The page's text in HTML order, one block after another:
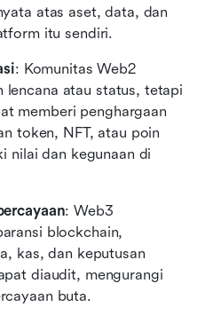
atas aset, data, dan
itu sendiri.
: Komunitas Web2
lencana atau status, tetapi
memberi penghargaan
token, NFT, atau poin
nilai dan kegunaan di
: Web3
blockchain,
kas, dan keputusan
diaudit, mengurangi
buta.